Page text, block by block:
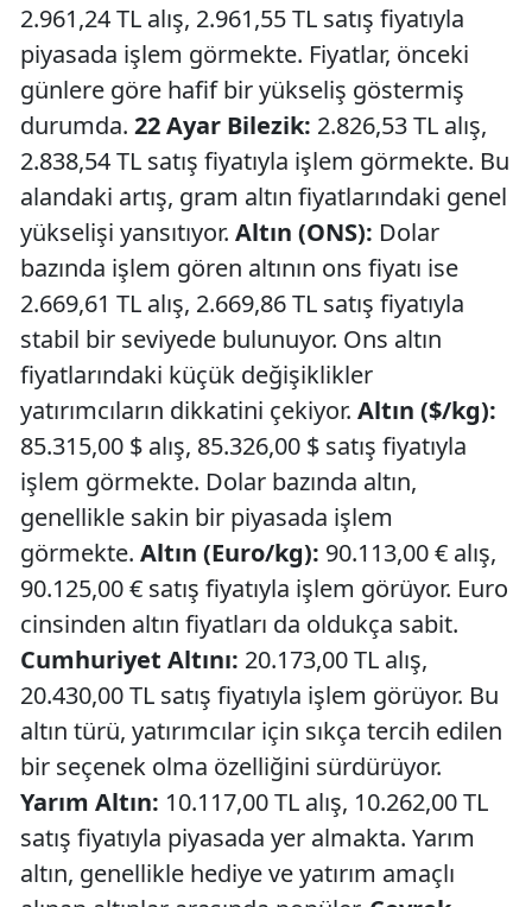
2.961,24 TL alış, 2.961,55 TL satış fiyatıyla
piyasada işlem görmekte. Fiyatlar, önceki
günlere göre hafif bir yükseliş göstermiş
durumda. 22 Ayar Bilezik: 2.826,53 TL alış,
2.838,54 TL satış fiyatıyla işlem görmekte. Bu
alandaki artış, gram altın fiyatlarındaki genel
yükselişi yansıtıyor. Altın (ONS): Dolar
bazında işlem gören altının ons fiyatı ise
2.669,61 TL alış, 2.669,86 TL satış fiyatıyla
stabil bir seviyede bulunuyor. Ons altın
fiyatlarındaki küçük değişiklikler
yatırımcıların dikkatini çekiyor. Altın ($/kg):
85.315,00 $ alış, 85.326,00 $ satış fiyatıyla
işlem görmekte. Dolar bazında altın,
genellikle sakin bir piyasada işlem
görmekte. Altın (Euro/kg): 90.113,00 € alış,
90.125,00 € satış fiyatıyla işlem görüyor. Euro
cinsinden altın fiyatları da oldukça sabit.
Cumhuriyet Altını: 20.173,00 TL alış,
20.430,00 TL satış fiyatıyla işlem görüyor. Bu
altın türü, yatırımcılar için sıkça tercih edilen
bir seçenek olma özelliğini sürdürüyor.
Yarım Altın: 10.117,00 TL alış, 10.262,00 TL
satış fiyatıyla piyasada yer almakta. Yarım
altın, genellikle hediye ve yatırım amaçlı